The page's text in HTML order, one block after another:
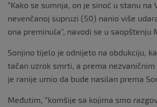
“Kako se sumnja, on je sinoć u stanu na
nevenčanoj supruzi (50) nanio više
ona preminula”, navodi se u saopštenju
Sonjino tijelo je odnijeto na obdukciju,
tačan uzrok smrti, a prema nezvaničnim
je ranije umio da bude nasilan prema
Međutim, “komšije sa kojima smo